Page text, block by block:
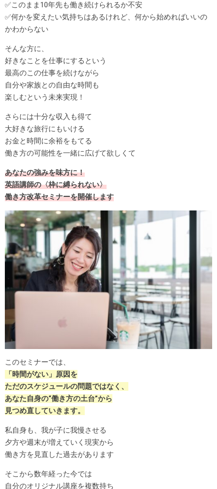
✅このまま10年先も働き続けられるか不安
✅何かを変えたい気持ちはあるけれど、何から始めればいいの
かわからない
そんな方に、
好きなことを仕事にするという
最高のこの仕事を続けながら
自分や家族との自由な時間も
楽しむという未来実現！
さらには十分な収入も得て
大好きな旅行にもいける
お金と時間に余裕をもてる
働き方の可能性を一緒に広げて欲しくて
あなたの強みを味方に！
英語講師の〈枠に縛られない〉
働き方改革セミナーを開催します
このセミナーでは、
「時間がない」原因を
ただのスケジュールの問題ではなく、
あなた自身の“働き方の土台”から
見つめ直していきます。
私自身も、我が子に我慢させる
夕方や週末が増えていく現実から
働き方を見直した過去があります
そこから数年経った今では
自分のオリジナル講座を複数持ち